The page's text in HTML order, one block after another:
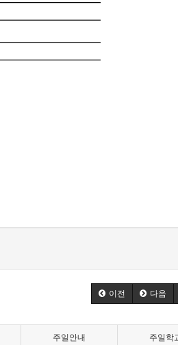
이전 다음
주일안내 주일학